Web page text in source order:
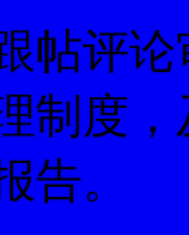
帖评
制度
告。